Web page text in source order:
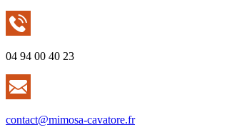
04 94 00 40 23
contact@mimosa-cavatore.fr